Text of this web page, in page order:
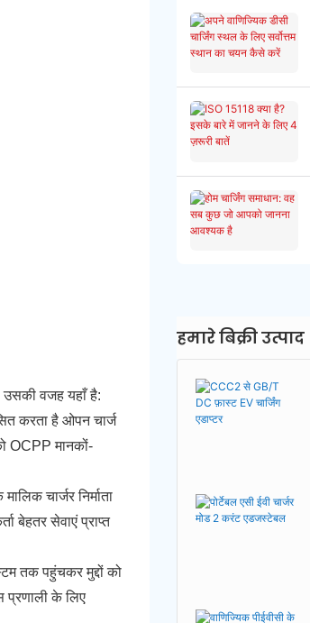
उसकी वजह यहाँ है:
करता है ओपन चार्ज
OCPP मानकों-
चार्जर निर्माता
बेहतर सेवाएं प्राप्त
तक पहुंचकर मुद्दों को
के लिए
हमारे बिक्री उत्पाद